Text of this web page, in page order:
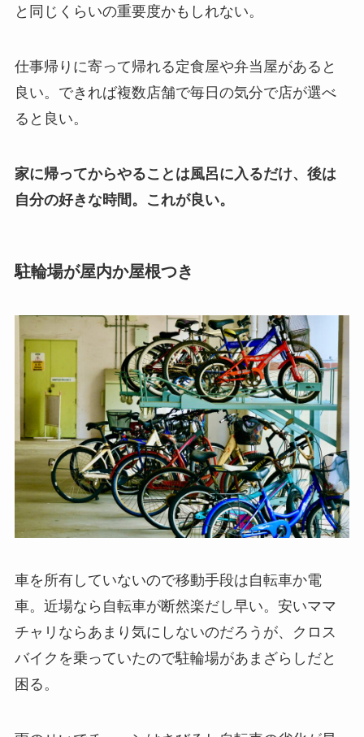
と同じくらいの重要度かもしれない。
仕事帰りに寄って帰れる定食屋や弁当屋があると
良い。できれば複数店舗で毎日の気分で店が選べ
ると良い。
家に帰ってからやることは風呂に入るだけ、後は
自分の好きな時間。これが良い。
駐輪場が屋内か屋根つき
車を所有していないので移動手段は自転車か電
車。近場なら自転車が断然楽だし早い。安いママ
チャリならあまり気にしないのだろうが、クロス
バイクを乗っていたので駐輪場があまざらしだと
困る。